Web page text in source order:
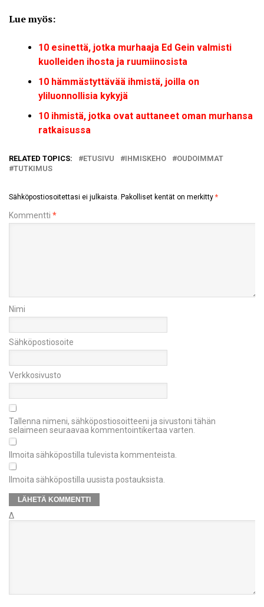
Lue myös:
10 esinettä, jotka murhaaja Ed Gein valmisti
kuolleiden ihosta ja ruumiinosista
10 hämmästyttävää ihmistä, joilla on
yliluonnollisia kykyjä
10 ihmistä, jotka ovat auttaneet oman murhansa
ratkaisussa
RELATED TOPICS: ETUSIVU IHMISKEHO
OUDOIMMAT
TUTKIMUS
Sähköpostiosoitettasi ei julkaista. Pakolliset kentät on merkitty *
Kommentti *
Nimi
Sähköpostiosoite
Verkkosivusto
Tallenna nimeni, sähköpostiosoitteeni ja sivustoni tähän
selaimeen seuraavaa kommentointikertaa varten.
Ilmoita sähköpostilla tulevista kommenteista.
Ilmoita sähköpostilla uusista postauksista.
Δ